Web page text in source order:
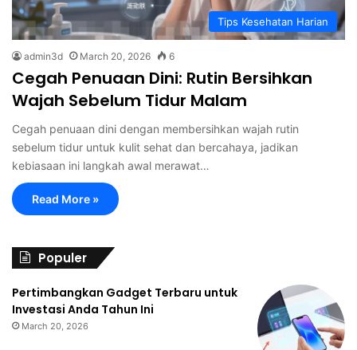
Tips Kesehatan Harian
admin3d March 20, 2026 6
Cegah Penuaan Dini: Rutin Bersihkan
Wajah Sebelum Tidur Malam
Cegah penuaan dini dengan membersihkan wajah rutin
sebelum tidur untuk kulit sehat dan bercahaya, jadikan
kebiasaan ini langkah awal merawat…
Read More »
Populer
Pertimbangkan Gadget Terbaru untuk
Investasi Anda Tahun Ini
March 20, 2026